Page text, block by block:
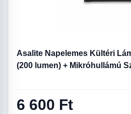
Asalite Napelemes Kültéri
(200 lumen) + Mikróhullámú
6 600 Ft